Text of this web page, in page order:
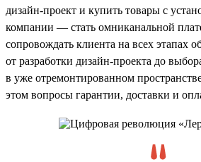
дизайн-проект и купить товары с
компании — стать омниканальной
сопровождать клиента на всех этапах
от разработки дизайн-проекта до
в уже отремонтированном
этом вопросы гарантии, доставки и